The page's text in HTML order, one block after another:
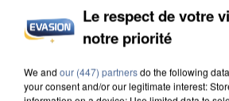
Le respect de votre
notre priorité
We and our (447) partnersdo the following
your consent and/or our legitimate interest: